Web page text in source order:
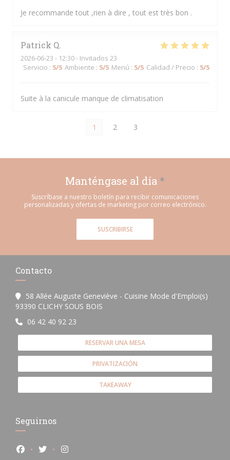
Je recommande tout ,rien à dire , tout est très bon .
Patrick Q
2026-06-23 - 12:30 - Invitados 23
Servicio : 5/5 Ambiente : 5/5 Menú : 5/5 Calidad / Precio : 5/5
Suite à la canicule manque de climatisation
1 2 3
Manténgase al día *
Suscríbase a nuestro boletín para recibir comunicaciones
personalizadas y ofertas de marketing por correo electrónico.
SUSCRIBIRSE
Contacto
58 Allée Auguste Geneviève - Cuisine Mode d'Emploi(s)
93390 CLICHY SOUS BOIS
06 42 40 92 23
RESERVAR UNA MESA
PRIVATIZACIÓN
TAKEAWAY
Seguirnos
Facebook ((abre en una nueva ventana))
Twitter ((abre en una nueva ventana))
Instagram ((abre en una nueva ventana))